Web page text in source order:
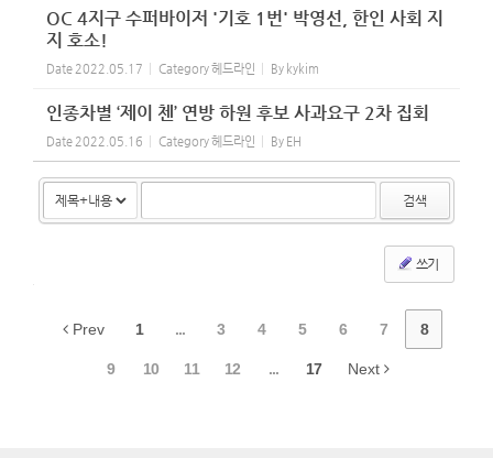
OC 4지구 수퍼바이저 '기호 1번' 박영선, 한인 사회 지
지 호소!
Date 2022.05.17 Category헤드라인 By kykim
인종차별 ‘제이 첸’ 연방 하원 후보 사과요구 2차 집회
Date 2022.05.16 Category헤드라인 By EH
검색
쓰기
Prev 1 ... 3 4 5 6 7 8
9 10 11 12 ... 17 Next